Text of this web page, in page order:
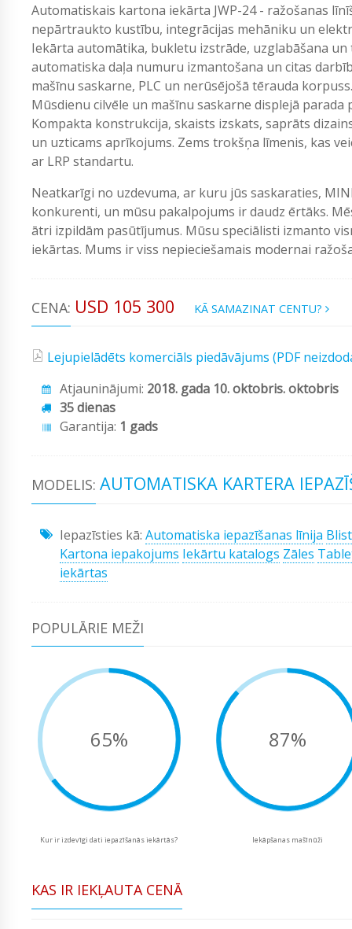
Automatiskais kartona iekārta JWP-24 - ražošanas
nepārtraukto kustību, integrācijas mehāniku un
Iekārta automātika, bukletu izstrāde, uzglabāšana
automatiska daļa numuru izmantošana un citas
mašīnu saskarne, PLC un nerūsējošā tērauda
Mūsdienu cilvēle un mašīnu saskarne displejā
Kompakta konstrukcija, skaists izskats, saprāts
un uzticams aprīkojums. Zems trokšņa līmenis, kas
ar LRP standartu.
Neatkarīgi no uzdevuma, ar kuru jūs saskaraties,
konkurenti, un mūsu pakalpojums ir daudz ērtāks.
ātri izpildām pasūtījumus. Mūsu speciālisti izmanto
iekārtas. Mums ir viss nepieciešamais modernai
CENA: USD 105 300 KĀ SAMAZINAT CENTU?
Lejupielādēts komerciāls piedāvājums (PDF
Atjauninājumi: 2018. gada 10. oktobris. oktobris
35 dienas
Garantija: 1 gads
MODELIS: AUTOMATISKA KARTERA
Iepazīsties kā: Automatiska iepazīšanas līnija
Kartona iepakojums Iekārtu katalogs Zāles
iekārtas
POPULĀRIE MEŽI
65%
Kur ir izdevīgi dati iepazīšanās iekārtās?
87%
Iekāpšanas mašīnūži
KAS IR IEKĻAUTA CENĀ